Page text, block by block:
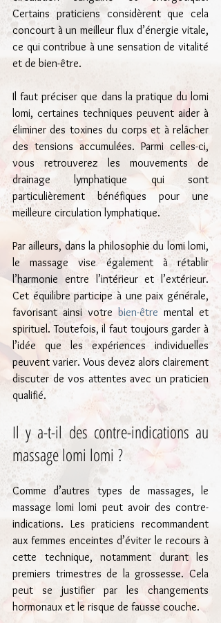
Certains praticiens considèrent que cela
concourt à un meilleur flux d’énergie vitale,
ce qui contribue à une sensation de vitalité
et de bien-être.
Il faut préciser que dans la pratique du lomi
lomi, certaines techniques peuvent aider à
éliminer des toxines du corps et à relâcher
des tensions accumulées. Parmi celles-ci,
vous retrouverez les mouvements de
drainage lymphatique qui sont
particulièrement bénéfiques pour une
meilleure circulation lymphatique.
Par ailleurs, dans la philosophie du lomi lomi,
le massage vise également à rétablir
l’harmonie entre l’intérieur et l’extérieur.
Cet équilibre participe à une paix générale,
favorisant ainsi votre bien-être mental et
spirituel. Toutefois, il faut toujours garder à
l’idée que les expériences individuelles
peuvent varier. Vous devez alors clairement
discuter de vos attentes avec un praticien
qualifié.
Il y a-t-il des contre-indications au
massage lomi lomi ?
Comme d’autres types de massages, le
massage lomi lomi peut avoir des contre-
indications. Les praticiens recommandent
aux femmes enceintes d’éviter le recours à
cette technique, notamment durant les
premiers trimestres de la grossesse. Cela
peut se justifier par les changements
hormonaux et le risque de fausse couche.